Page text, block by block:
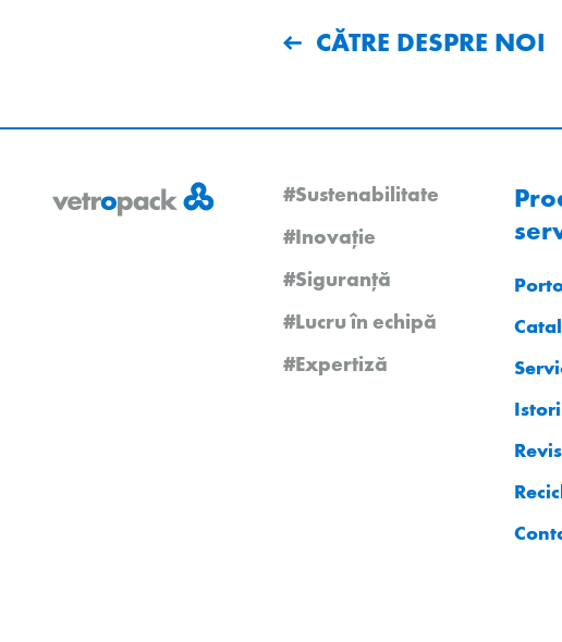
CĂTRE DESPRE NOI
#Sustenabilitate
#Inovație
#Siguranță
#Lucru în echipă
#Expertiză